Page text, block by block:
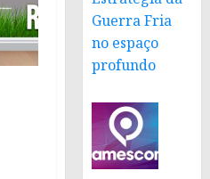
Guerra Fria
no espaço
profundo